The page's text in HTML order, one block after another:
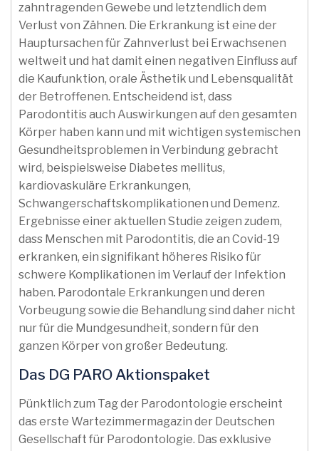
zahntragenden Gewebe und letztendlich dem
Verlust von Zähnen. Die Erkrankung ist eine der
Hauptursachen für Zahnverlust bei Erwachsenen
weltweit und hat damit einen negativen Einfluss auf
die Kaufunktion, orale Ästhetik und Lebensqualität
der Betroffenen. Entscheidend ist, dass
Parodontitis auch Auswirkungen auf den gesamten
Körper haben kann und mit wichtigen systemischen
Gesundheitsproblemen in Verbindung gebracht
wird, beispielsweise Diabetes mellitus,
kardiovaskuläre Erkrankungen,
Schwangerschaftskomplikationen und Demenz.
Ergebnisse einer aktuellen Studie zeigen zudem,
dass Menschen mit Parodontitis, die an Covid-19
erkranken, ein signifikant höheres Risiko für
schwere Komplikationen im Verlauf der Infektion
haben. Parodontale Erkrankungen und deren
Vorbeugung sowie die Behandlung sind daher nicht
nur für die Mundgesundheit, sondern für den
ganzen Körper von großer Bedeutung.
Das DG PARO Aktionspaket
Pünktlich zum Tag der Parodontologie erscheint
das erste Wartezimmermagazin der Deutschen
Gesellschaft für Parodontologie. Das exklusive